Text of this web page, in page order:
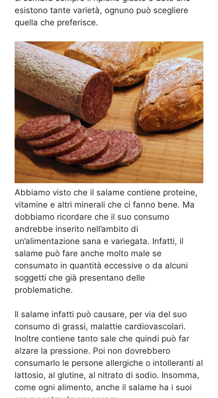
esistono tante varietà, ognuno può scegliere
quella che preferisce.
Abbiamo visto che il salame contiene proteine,
vitamine e altri minerali che ci fanno bene. Ma
dobbiamo ricordare che il suo consumo
andrebbe inserito nell’ambito di
un’alimentazione sana e variegata. Infatti, il
salame può fare anche molto male se
consumato in quantità eccessive o da alcuni
soggetti che già presentano delle
problematiche.
Il salame infatti può causare, per via del suo
consumo di grassi, malattie cardiovascolari.
Inoltre contiene tanto sale che quindi può far
alzare la pressione. Poi non dovrebbero
consumarlo le persone allergiche o intolleranti al
lattosio, al glutine, al nitrato di sodio. Insomma,
come ogni alimento, anche il salame ha i suoi